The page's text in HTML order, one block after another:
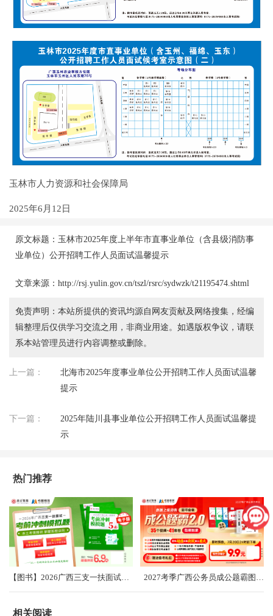
玉林市人力资源和社会保障局
2025年6月12日
原文标题：玉林市2025年度上半年市直事业单位（含县级消防事
业单位）公开招聘工作人员面试温馨提示
文章来源：http://rsj.yulin.gov.cn/tszl/rsrc/sydwzk/t21195474.shtml
免责声明：本站所提供的资讯均源自网友贡献及网络搜集，经编
辑整理后仅供学习交流之用，非商业用途。如遇版权争议，请联
系本站管理员进行内容调整或删除。
上一篇：
北海市2025年度事业单位公开招聘工作人员面试温馨
提示
下一篇：
2025年陆川县事业单位公开招聘工作人员面试温馨提
示
热门推荐
【图书】2026广西三支一扶面试考前冲刺卷（共5套）
相关阅读